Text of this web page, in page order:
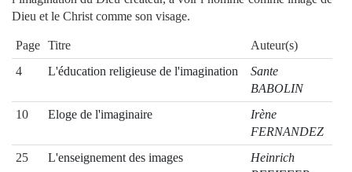
Dieu et le Christ comme son visage.
Page Titre
Auteur(s)
4
L'éducation religieuse de l'imagination
Sante
BABOLIN
10
Eloge de l'imaginaire
Irène
FERNANDEZ
25
L'enseignement des images
Heinrich